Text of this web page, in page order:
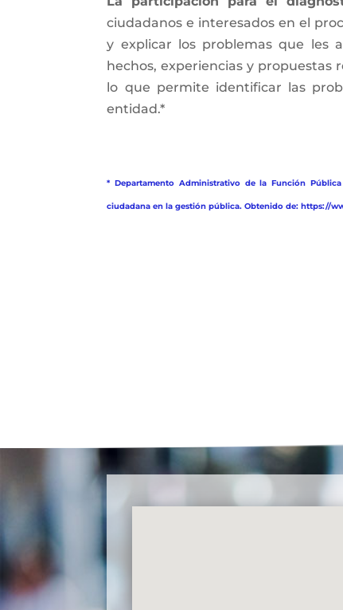
ciudadanos e interesados en el
y explicar los problemas que les
hechos, experiencias y propuestas
lo que permite identificar las
entidad.*
* Departamento Administrativo de la Función
ciudadana en la gestión pública. Obtenido de: https://